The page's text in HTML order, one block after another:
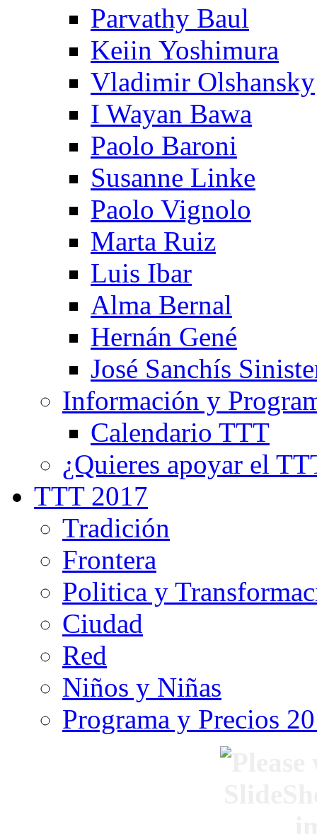
Parvathy Baul
Keiin Yoshimura
Vladimir Olshansky
I Wayan Bawa
Paolo Baroni
Susanne Linke
Paolo Vignolo
Marta Ruiz
Luis Ibar
Alma Bernal
Hernán Gené
José Sanchís
Información y
Calendario TTT
¿Quieres apoyar el
TTT 2017
Tradición
Frontera
Politica y
Ciudad
Red
Niños y Niñas
Programa y Precios